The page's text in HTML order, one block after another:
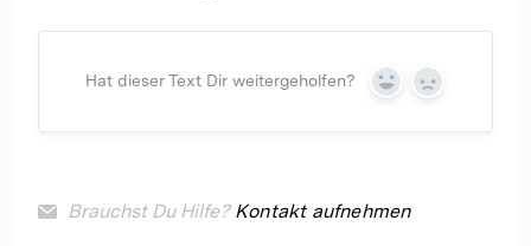
Hat dieser Text Dir weitergeholfen?
Yes No
Brauchst Du Hilfe? Kontakt aufnehmen